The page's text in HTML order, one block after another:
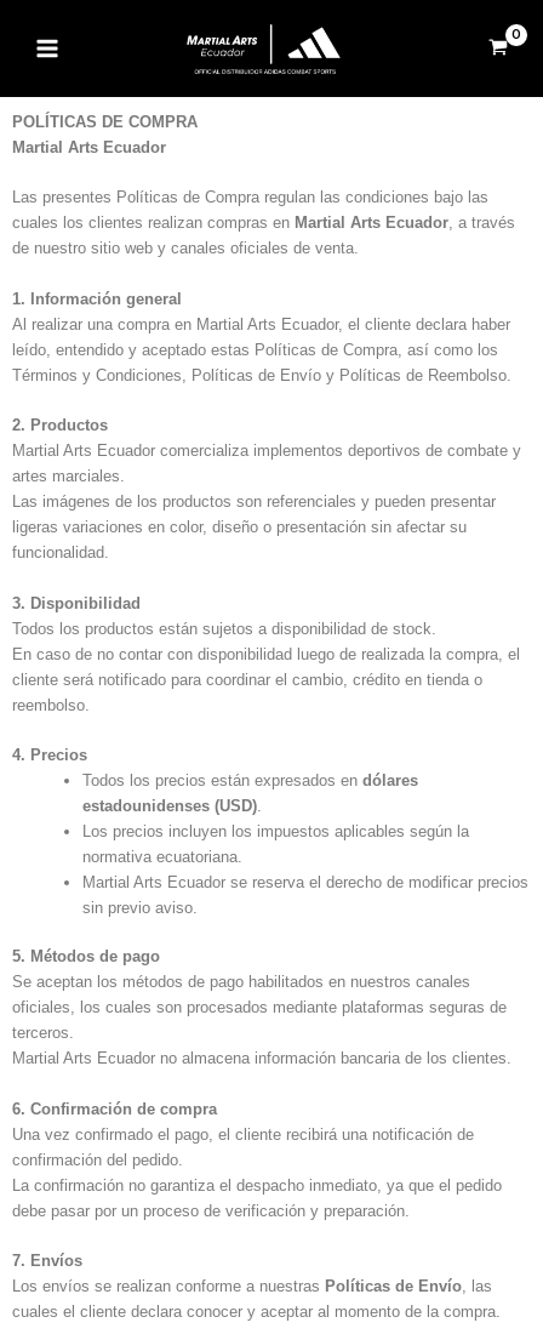
contenido
POLÍTICAS DE COMPRA
Martial Arts Ecuador
Las presentes Políticas de Compra regulan las condiciones bajo las
cuales los clientes realizan compras en Martial Arts Ecuador, a través
de nuestro sitio web y canales oficiales de venta.
1. Información general
Al realizar una compra en Martial Arts Ecuador, el cliente declara haber
leído, entendido y aceptado estas Políticas de Compra, así como los
Términos y Condiciones, Políticas de Envío y Políticas de Reembolso.
2. Productos
Martial Arts Ecuador comercializa implementos deportivos de combate y
artes marciales.
Las imágenes de los productos son referenciales y pueden presentar
ligeras variaciones en color, diseño o presentación sin afectar su
funcionalidad.
3. Disponibilidad
Todos los productos están sujetos a disponibilidad de stock.
En caso de no contar con disponibilidad luego de realizada la compra, el
cliente será notificado para coordinar el cambio, crédito en tienda o
reembolso.
4. Precios
Todos los precios están expresados endólares
estadounidenses (USD).
Los precios incluyen los impuestos aplicables según la
normativa ecuatoriana.
Martial Arts Ecuador se reserva el derecho de modificar precios
sin previo aviso.
5. Métodos de pago
Se aceptan los métodos de pago habilitados en nuestros canales
oficiales, los cuales son procesados mediante plataformas seguras de
terceros.
Martial Arts Ecuador no almacena información bancaria de los clientes.
6. Confirmación de compra
Una vez confirmado el pago, el cliente recibirá una notificación de
confirmación del pedido.
La confirmación no garantiza el despacho inmediato, ya que el pedido
debe pasar por un proceso de verificación y preparación.
7. Envíos
Los envíos se realizan conforme a nuestras Políticas de Envío, las
cuales el cliente declara conocer y aceptar al momento de la compra.